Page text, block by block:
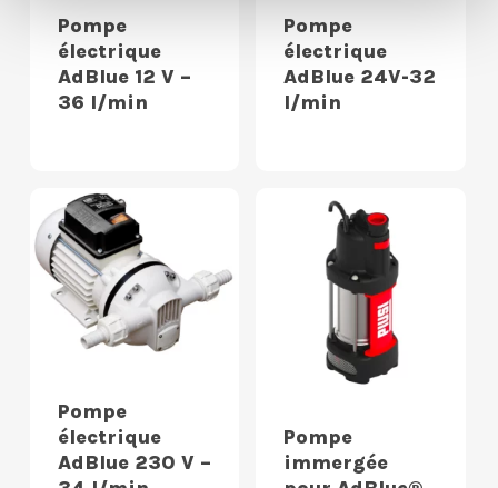
Pompe
électrique
AdBlue 12 V –
36 l/min
Pompe
électrique
AdBlue 24V-32
l/min
Pompe
électrique
AdBlue 230 V –
Pompe
immergée